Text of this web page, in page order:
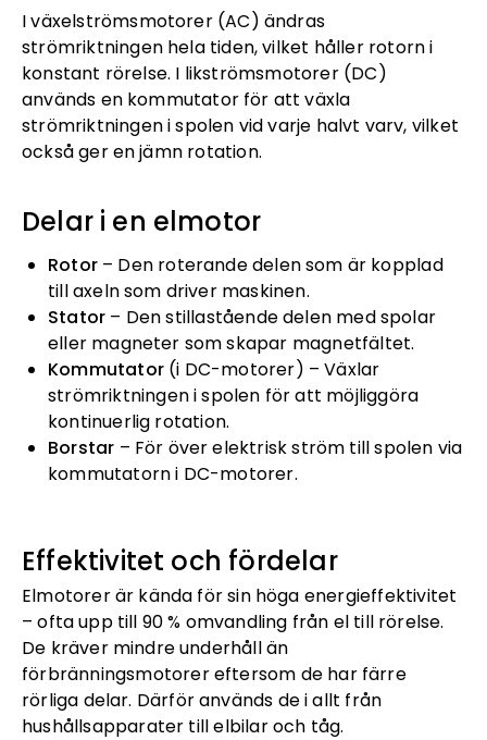
I växelströmsmotorer (AC) ändras
strömriktningen hela tiden, vilket håller rotorn i
konstant rörelse. I likströmsmotorer (DC)
används en kommutator för att växla
strömriktningen i spolen vid varje halvt varv, vilket
också ger en jämn rotation.
Delar i en elmotor
Rotor – Den roterande delen som är kopplad
till axeln som driver maskinen.
Stator – Den stillastående delen med spolar
eller magneter som skapar magnetfältet.
Kommutator (i DC-motorer) – Växlar
strömriktningen i spolen för att möjliggöra
kontinuerlig rotation.
Borstar – För över elektrisk ström till spolen via
kommutatorn i DC-motorer.
Effektivitet och fördelar
Elmotorer är kända för sin höga energieffektivitet
– ofta upp till 90 % omvandling från el till rörelse.
De kräver mindre underhåll än
förbränningsmotorer eftersom de har färre
rörliga delar. Därför används de i allt från
hushållsapparater till elbilar och tåg.